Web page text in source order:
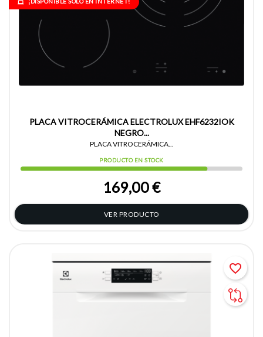
PLACA VITROCERÁMICA ELECTROLUX EHF6232IOK
NEGRO...
PLACA VITROCERÁMICA...
PRODUCTO EN STOCK
169,00 €
VER PRODUCTO
¡DISPONIBLE SÓLO EN INTERNET!
favorite_border